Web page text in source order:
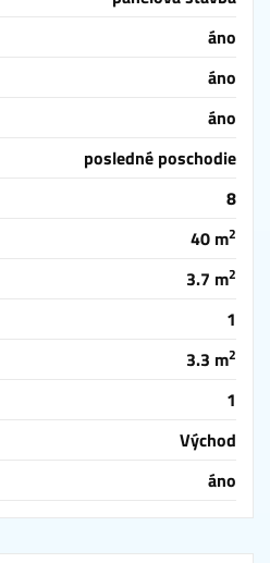
áno
áno
áno
posledné poschodie
8
40 m2
3.7 m2
1
3.3 m2
1
Východ
áno